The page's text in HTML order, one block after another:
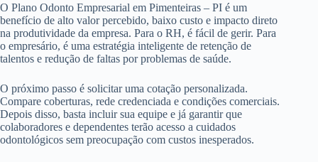
O Plano Odonto Empresarial em Pimenteiras – PI é um
benefício de alto valor percebido, baixo custo e impacto direto
na produtividade da empresa. Para o RH, é fácil de gerir. Para
o empresário, é uma estratégia inteligente de retenção de
talentos e redução de faltas por problemas de saúde.
O próximo passo é solicitar uma cotação personalizada.
Compare coberturas, rede credenciada e condições comerciais.
Depois disso, basta incluir sua equipe e já garantir que
colaboradores e dependentes terão acesso a cuidados
odontológicos sem preocupação com custos inesperados.